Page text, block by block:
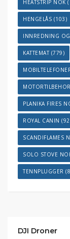
HEATSTRIP NOK
HENGELÅS (103)
INNREDNING
KATTEMAT(779)
MOTORTILBEHOR
PLANIKA FIRES
ROYAL CANIN
SCANDIFLAMES
SOLO STOVE
TENNPLUGGER
DJI Droner